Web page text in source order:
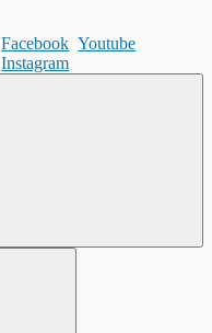
Facebook Youtube
Instagram